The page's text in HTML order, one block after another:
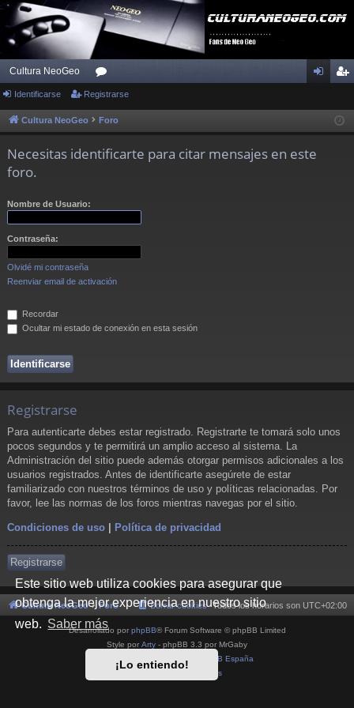
Este sitio web utiliza cookies para asegurar que
obtenga la mejor experiencia en nuestro sitio
web. Saber más
¡Lo entiendo!
Cultura NeoGeo
or
os ist
Identificarse Registrarse
Cultura NeoGeo Foro
Necesitas identificarte para citar mensajes en este
foro.
Nombre de Usuario:
Contraseña:
Olvidé mi contraseña
Reenviar email de activación
Recordar
Ocultar mi estado de conexión en esta sesión
Registrarse
Para autenticarte debes estar registrado. Registrarte te tomará solo unos
pocos segundos y te permitirá un amplio acceso al sistema. La
Administración del sitio puede además otorgar permisos adicionales a los
usuarios registrados. Antes de identificarte asegúrete de estar
familiarizado con nuestros términos de uso y políticas relacionadas. Por
favor, lee las normas de los foros mientras navegas por el sitio.
Condiciones de uso Política de privacidad
Registrarse
Cultura NeoGeo Foro Todos los horarios son UTC+02:00
Borrar cookies
Desarrollado por phpBB® Forum Software © phpBB Limited
Style por Arty - phpBB 3.3 por MrGaby
phpBB España
Condiciones